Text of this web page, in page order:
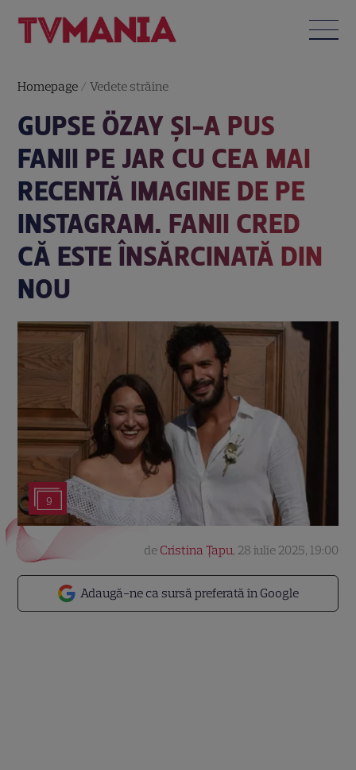
Homepage /Vedete străine
GUPSE ÖZAY ȘI-A PUS
FANII PE JAR CU CEA MAI
RECENTĂ IMAGINE DE PE
INSTAGRAM. FANII CRED
CĂ ESTE ÎNSĂRCINATĂ DIN
NOU
9
Adaugă-ne ca sursă preferată în Google
de Cristina Țapu, 28 iulie 2025, 19:00